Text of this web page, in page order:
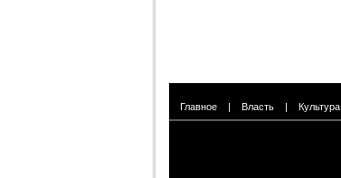
Главное | Власть | Культура